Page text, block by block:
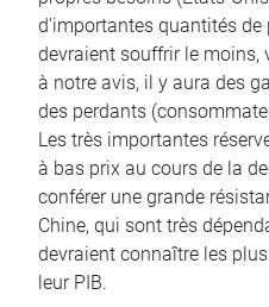
d’importantes quantités
devraient souffrir le moins,
à notre avis, il y aura des
des perdants
Les très importantes
à bas prix au cours de la
conférer une grande
Chine, qui sont très
devraient connaître les
leur PIB.